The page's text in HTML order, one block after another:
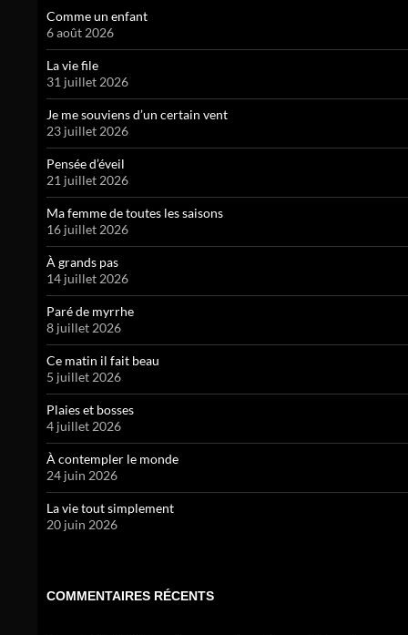
Comme un enfant
6 août 2026
La vie file
31 juillet 2026
Je me souviens d’un certain vent
23 juillet 2026
Pensée d’éveil
21 juillet 2026
Ma femme de toutes les saisons
16 juillet 2026
À grands pas
14 juillet 2026
Paré de myrrhe
8 juillet 2026
Ce matin il fait beau
5 juillet 2026
Plaies et bosses
4 juillet 2026
À contempler le monde
24 juin 2026
La vie tout simplement
20 juin 2026
COMMENTAIRES RÉCENTS